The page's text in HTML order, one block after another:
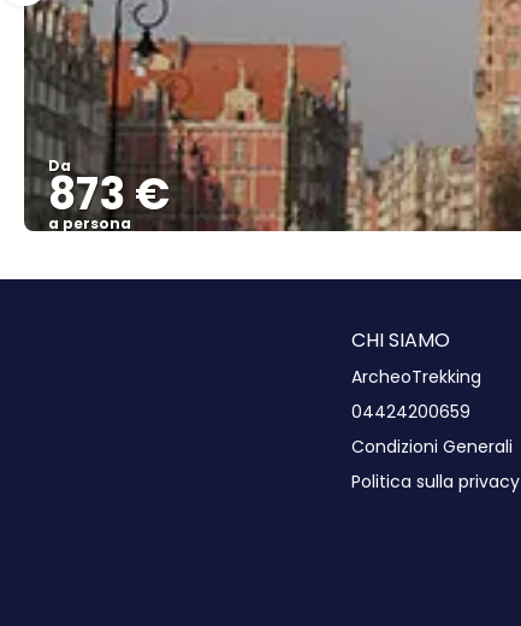
Da
873 €
a persona
CHI SIAMO
ArcheoTrekking
04424200659
Condizioni Generali
Politica sulla privacy